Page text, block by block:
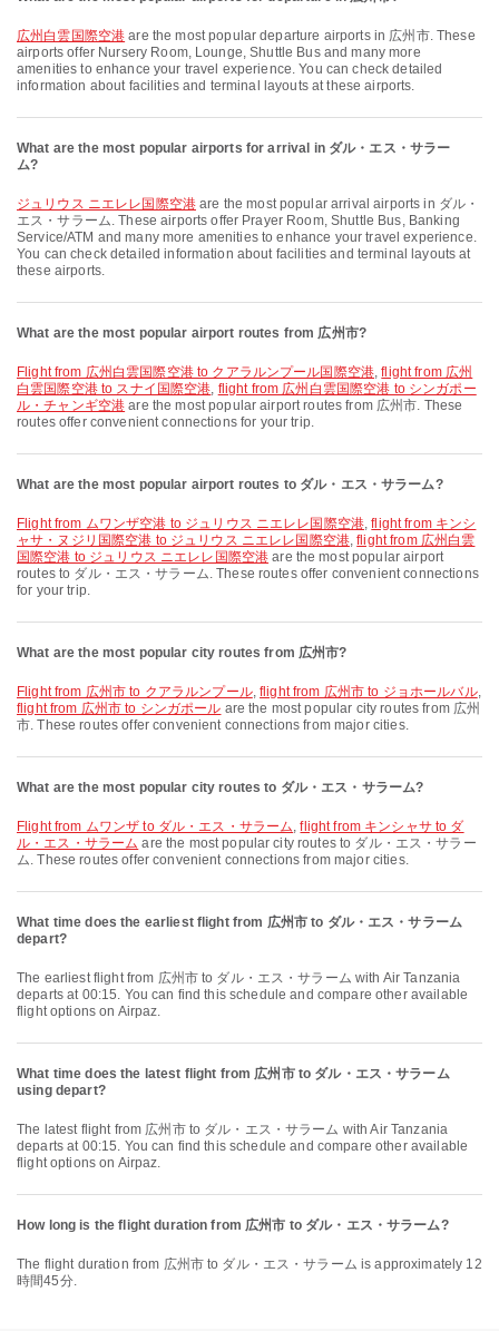
広州白雲国際空港 are the most popular departure airports in 広州市. These
airports offer Nursery Room, Lounge, Shuttle Bus and many more
amenities to enhance your travel experience. You can check detailed
information about facilities and terminal layouts at these airports.
What are the most popular airports for arrival in ダル・エス・サラー
ム?
ジュリウス ニエレレ国際空港are the most popular arrival airports in ダル・
エス・サラーム. These airports offer Prayer Room, Shuttle Bus, Banking
Service/ATM and many more amenities to enhance your travel experience.
You can check detailed information about facilities and terminal layouts at
these airports.
What are the most popular airport routes from 広州市?
flight from 広州白雲国際空港 to クアラルンプール国際空港,flight from 広州
白雲国際空港 to スナイ国際空港, flight from 広州白雲国際空港 to シンガポー
ル・チャンギ空港 are the most popular airport routes from 広州市. These
routes offer convenient connections for your trip.
What are the most popular airport routes to ダル・エス・サラーム?
flight from ムワンザ空港 to ジュリウス ニエレレ国際空港,flight from キンシ
ャサ・ヌジリ国際空港 to ジュリウス ニエレレ国際空港,flight from 広州白雲
国際空港 to ジュリウス ニエレレ国際空港 are the most popular airport
routes to ダル・エス・サラーム. These routes offer convenient connections
for your trip.
What are the most popular city routes from 広州市?
flight from 広州市 to クアラルンプール,flight from 広州市 to ジョホールバル,
flight from 広州市 to シンガポール are the most popular city routes from 広州
市. These routes offer convenient connections from major cities.
What are the most popular city routes to ダル・エス・サラーム?
flight from ムワンザ to ダル・エス・サラーム,flight from キンシャサ to ダ
ル・エス・サラーム are the most popular city routes to ダル・エス・サラー
ム. These routes offer convenient connections from major cities.
What time does the earliest flight from 広州市 to ダル・エス・サラーム
depart?
The earliest flight from 広州市 to ダル・エス・サラーム with Air Tanzania
departs at 00:15. You can find this schedule and compare other available
flight options on Airpaz.
What time does the latest flight from 広州市 to ダル・エス・サラーム
using depart?
The latest flight from 広州市 to ダル・エス・サラーム with Air Tanzania
departs at 00:15. You can find this schedule and compare other available
flight options on Airpaz.
How long is the flight duration from 広州市 to ダル・エス・サラーム?
The flight duration from 広州市 to ダル・エス・サラーム is approximately 12
時間45分.